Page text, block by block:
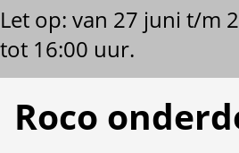
Let op: van 27 juni t/m
tot 16:00 uur.
Roco